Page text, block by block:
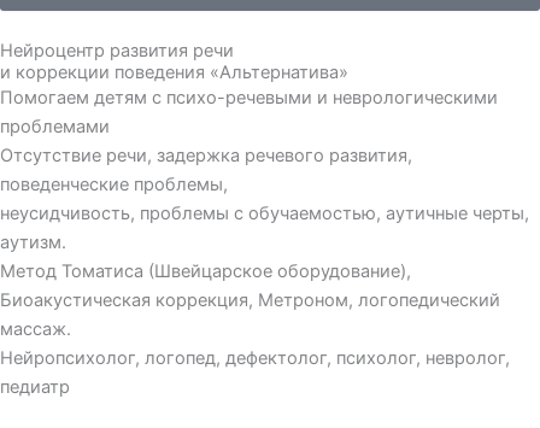
Нейроцентр развития речи
и коррекции поведения «Альтернатива»
Помогаем детям с психо-речевыми и неврологическими
проблемами
Отсутствие речи, задержка речевого развития,
поведенческие проблемы,
неусидчивость, проблемы с обучаемостью, аутичные черты,
аутизм.
Метод Томатиса (Швейцарское оборудование),
Биоакустическая коррекция, Метроном, логопедический
массаж.
Нейропсихолог, логопед, дефектолог, психолог, невролог,
педиатр